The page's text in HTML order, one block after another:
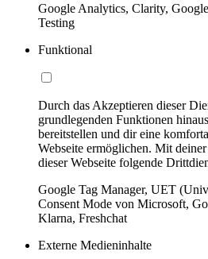
Google Analytics, Clarity,
Testing
Funktional
Durch das Akzeptieren dieser
grundlegenden Funktionen
bereitstellen und dir eine
Webseite ermöglichen. Mit
dieser Webseite folgende
Google Tag Manager, UET
Consent Mode von Microsoft,
Klarna, Freshchat
Externe Medieninhalte